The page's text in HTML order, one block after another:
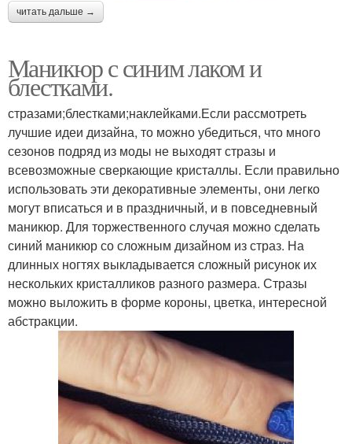
читать дальше →
Маникюр с синим лаком и
блестками.
стразами;блестками;наклейками.Если рассмотреть
лучшие идеи дизайна, то можно убедиться, что много
сезонов подряд из моды не выходят стразы и
всевозможные сверкающие кристаллы. Если правильно
использовать эти декоративные элементы, они легко
могут вписаться и в праздничный, и в повседневный
маникюр. Для торжественного случая можно сделать
синий маникюр со сложным дизайном из страз. На
длинных ногтях выкладывается сложный рисунок их
нескольких кристалликов разного размера. Стразы
можно выложить в форме короны, цветка, интересной
абстракции.